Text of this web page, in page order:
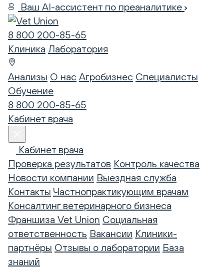
Ваш AI-ассистент по преаналитике
8 800 200-85-65
Клиника Лаборатория
Анализы О нас Агробизнес Специалисты
Обучение
8 800 200-85-65
Кабинет врача
Кабинет врача
Проверка результатов Контроль качества
Новости компании Выездная служба
Контакты Частнопрактикующим врачам
Консалтинг ветеринарного бизнеса
Франшиза Vet Union Социальная
ответственность Вакансии Клиники-
партнёры Отзывы о лаборатории База
знаний